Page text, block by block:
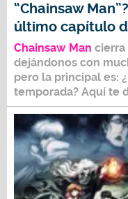
“Chainsaw
último capítulo
Chainsaw Man cierra
dejándonos con
pero la principal es:
temporada? Aquí te